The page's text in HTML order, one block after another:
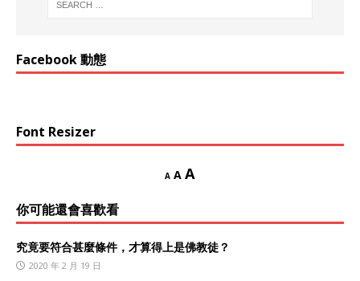
Facebook 動態
Font Resizer
A A A
你可能還會喜歡看
究竟要符合甚麼條件，才算得上是佛教徒？
2020 年 2 月 19 日